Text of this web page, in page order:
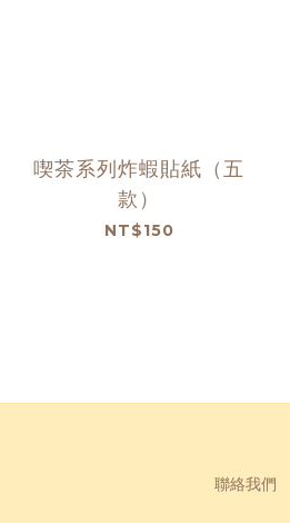
喫茶系列炸蝦貼紙（五
款）
NT$150
聯絡我們